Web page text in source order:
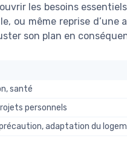
les besoins
ou même reprise
son plan en
santé
personnels
adaptation du